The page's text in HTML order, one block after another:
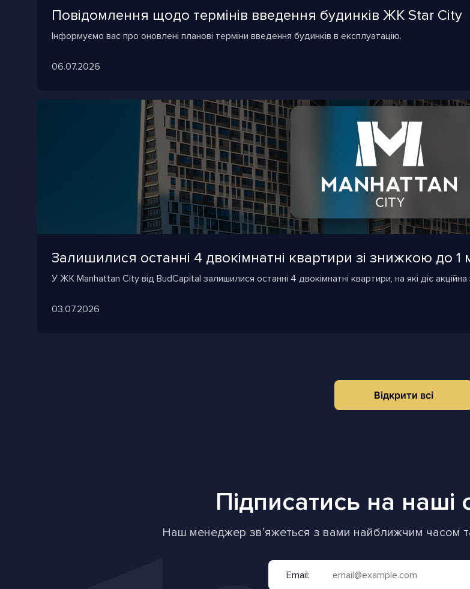
Повідомлення щодо термінів введення будинків ЖК Star City
Інформуємо вас про оновлені планові терміни введення будинків в експлуатацію.
06.07.2026
Залишилися останні 4 двокімнатні квартири зі знижкою до
У ЖК Manhattan City від BudCapital залишилися останні 4 двокімнатні квартири, на які діє
03.07.2026
Відкрити всі
Підписатись на
Наш менеджер звʼяжеться з вами найближчим часом та
Email: